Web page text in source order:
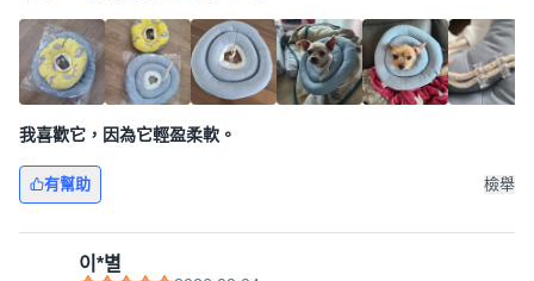
我喜歡它，因為它輕盈柔軟。
有幫助 檢舉
이*별